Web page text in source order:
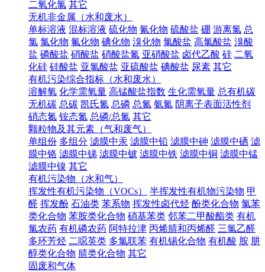
二氧化氯 其它
无机非金属（水和废水）
单标溶液 混标溶液 硫化物 氰化物 硫酸盐 硼 游离氯 总
氯 氯化物 氟化物 碘化物 溴化物 氯酸盐 高氯酸盐 溴酸
盐 磷酸盐 硝酸盐 硝酸盐氮 亚硝酸盐 卤代乙酸 硅 二氧
化硅 硅酸盐 亚氯酸盐 亚硫酸盐 碘酸盐 尿素 其它
有机污染综合指标（水和废水）
溶解氧 化学需氧量 高锰酸盐指数 生化需氧量 总有机碳
无机碳 总碳 凯氏氮 总磷 总氮 氨氮 阴离子表面活性剂
硝态氮 铵态氮 总磷/总氮 其它
颗粒物及其元素（气和废气）
单组份 多组分 滤膜中汞 滤膜中铅 滤膜中砷 滤膜中硒 滤
膜中铬 滤膜中锑 滤膜中铍 滤膜中铁 滤膜中铜 滤膜中锰
滤膜中镍 其它
有机污染物（水和气）
挥发性有机污染物（VOCs）
半挥发性有机物污染物 甲
醛 挥发酚 石油类 苯系物 挥发性卤代烃 酚类化合物 氯苯
类化合物 苯胺类化合物 硝基苯类 邻苯二甲酸酯类 有机
氯农药 有机磷农药 阿特拉津 丙烯腈和丙烯醛 三氯乙醛
多环芳烃 二噁英类 多氯联苯 有机锡化合物 有机酸 胺 肼
醇类化合物 腈类化合物 其它
固废和气体